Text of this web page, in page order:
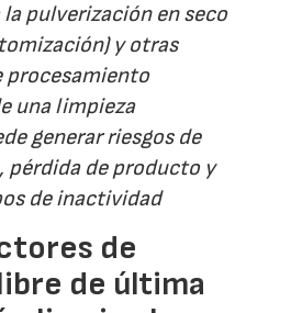
pulverización en seco
y otras
procesamiento
una limpieza
generar riesgos de
pérdida de producto y
de inactividad
de
de última